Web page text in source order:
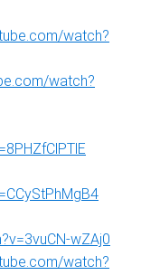
watch?
watch?
wZAj0
watch?